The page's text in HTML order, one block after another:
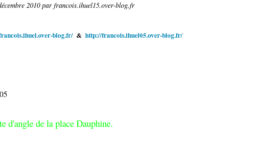
2010par francois.ihuel15.over-blog.fr
blog.fr/ & http://francois.ihuel05.over-blog.fr/
d'angle de la place Dauphine.